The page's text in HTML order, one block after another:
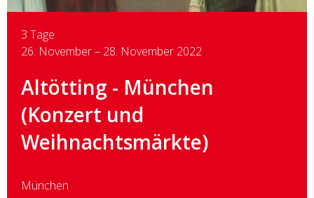
3 Tage
26. November – 28. November 2022
Altötting - München
(Konzert und
Weihnachtsmärkte)
München